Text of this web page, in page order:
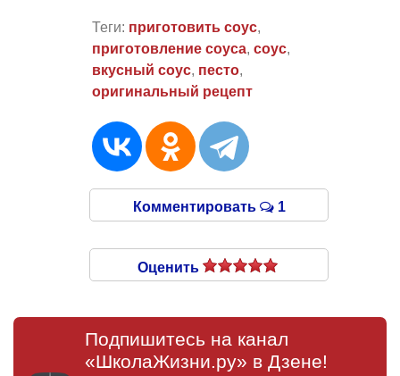
Теги: приготовить соус,
приготовление соуса, соус,
вкусный соус, песто,
оригинальный рецепт
Комментировать 1
Оценить
Подпишитесь на канал
«ШколаЖизни.ру» в Дзене!